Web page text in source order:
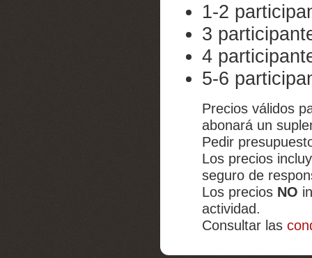
1-2
3
4
5-6
Precios válidos
abonará un
Pedir
Los precios
seguro de
Los precios NO
actividad.
Consultar las